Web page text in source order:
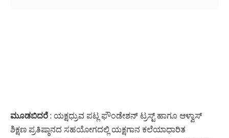
ಮೂಡಬಿದರೆ : ಯಕ್ಷಧ್ರುವ ಪಟ್ಲ ಫೌಂಡೇಶನ್ ಟ್ರಸ್ಟ್ ಹಾಗೂ ಆಳ್ವಾಸ್
ಶಿಕ್ಷಣ ಪ್ರತಿಷ್ಠಾನದ ಸಹಯೋಗದಲ್ಲಿ ಯಕ್ಷಗಾನ ಕಲೆಯಾಧಾರಿತ